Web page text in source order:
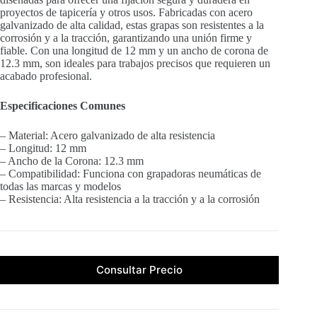
proyectos de tapicería y otros usos. Fabricadas con acero
galvanizado de alta calidad, estas grapas son resistentes a la
corrosión y a la tracción, garantizando una unión firme y
fiable. Con una longitud de 12 mm y un ancho de corona de
12.3 mm, son ideales para trabajos precisos que requieren un
acabado profesional.
Especificaciones Comunes
– Material: Acero galvanizado de alta resistencia
– Longitud: 12 mm
– Ancho de la Corona: 12.3 mm
– Compatibilidad: Funciona con grapadoras neumáticas de
todas las marcas y modelos
– Resistencia: Alta resistencia a la tracción y a la corrosión
Consultar Precio